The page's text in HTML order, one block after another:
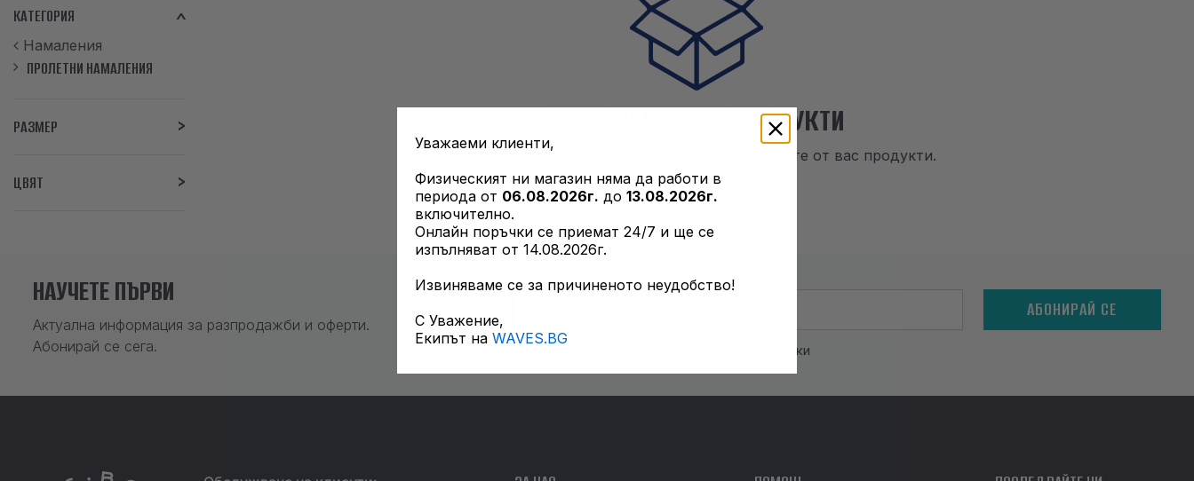
КАТЕГОРИЯ
Намаления
ПРОЛЕТНИ НАМАЛЕНИЯ
РАЗМЕР
ЦВЯТ
НЯМА НАМЕРЕНИ ПРОДУКТИ
За съжаление не успяхме да открием търсените от вас продукти.
НАУЧЕТЕ ПЪРВИ
Актуална информация за разпродажби и оферти.
Абонирай се сега.
Приемам общи условия и всички политики
АБОНИРАЙ СЕ
Уважаеми клиенти,
Физическият ни магазин няма да работи в
периода от 06.08.2026г. до 13.08.2026г.
включително.
Онлайн поръчки се приемат 24/7 и ще се
изпълняват от 14.08.2026г.
Извиняваме се за причиненото неудобство!
С Уважение,
Екипът на WAVES.BG